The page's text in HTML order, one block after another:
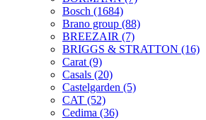
Bosch (1684)
Brano group (88)
BREEZAIR (7)
BRIGGS & STRATTON (16)
Carat (9)
Casals (20)
Castelgarden (5)
CAT (52)
Cedima (36)